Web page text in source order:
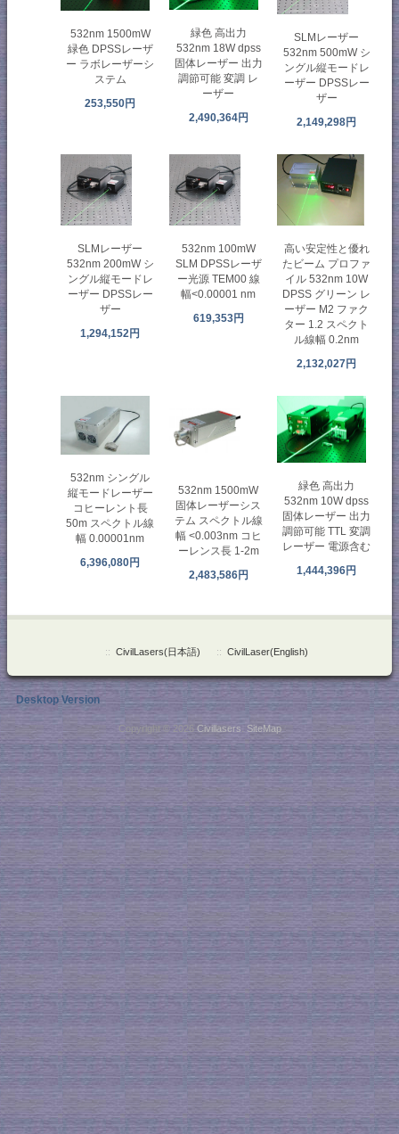
532nm 1500mW
緑色 DPSSレーザ
ー ラボレーザーシ
ステム
253,550円
緑色 高出力
532nm 18W dpss
固体レーザー 出力
調節可能 変調 レ
ーザー
2,490,364円
SLMレーザー
532nm 500mW シ
ングル縦モードレ
ーザー DPSSレー
ザー
2,149,298円
SLMレーザー
532nm 200mW シ
ングル縦モードレ
ーザー DPSSレー
ザー
1,294,152円
532nm 100mW
SLM DPSSレーザ
ー光源 TEM00 線
幅<0.00001 nm
619,353円
高い安定性と優れ
たビーム プロファ
イル 532nm 10W
DPSS グリーン レ
ーザー M2 ファク
ター 1.2 スペクト
ル線幅 0.2nm
2,132,027円
532nm シングル
縦モードレーザー
コヒーレント長
50m スペクトル線
幅 0.00001nm
6,396,080円
532nm 1500mW
固体レーザーシス
テム スペクトル線
幅 <0.003nm コヒ
ーレンス長 1-2m
2,483,586円
緑色 高出力
532nm 10W dpss
固体レーザー 出力
調節可能 TTL 変調
レーザー 電源含む
1,444,396円
:: CivilLasers(日本語) :: CivilLaser(English)
Desktop Version
Copyright © 2026 Civillasers SiteMap